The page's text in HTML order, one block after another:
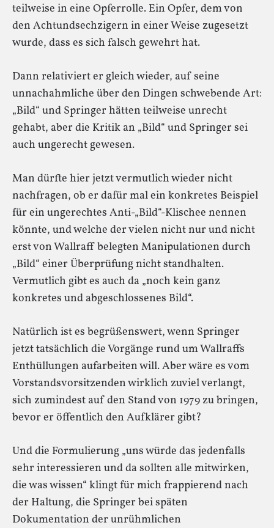
teilweise in eine Opferrolle. Ein Opfer, dem von
den Achtundsechzigern in einer Weise zugesetzt
wurde, dass es sich falsch gewehrt hat.
Dann relativiert er gleich wieder, auf seine
unnachahmliche über den Dingen schwebende Art:
„Bild“ und Springer hätten teilweise unrecht
gehabt, aber die Kritik an „Bild“ und Springer sei
auch ungerecht gewesen.
Man dürfte hier jetzt vermutlich wieder nicht
nachfragen, ob er dafür mal ein konkretes Beispiel
für ein ungerechtes Anti-„Bild“-Klischee nennen
könnte, und welche der vielen nicht nur und nicht
erst von Wallraff belegten Manipulationen durch
„Bild“ einer Überprüfung nicht standhalten.
Vermutlich gibt es auch da „noch kein ganz
konkretes und abgeschlossenes Bild“.
Natürlich ist es begrüßenswert, wenn Springer
jetzt tatsächlich die Vorgänge rund um Wallraffs
Enthüllungen aufarbeiten will. Aber wäre es vom
Vorstandsvorsitzenden wirklich zuviel verlangt,
sich zumindest auf den Stand von 1979 zu bringen,
bevor er öffentlich den Aufklärer gibt?
Und die Formulierung „uns würde das jedenfalls
sehr interessieren und da sollten alle mitwirken,
die was wissen“ klingt für mich frappierend nach
der Haltung, die Springer bei späten
Dokumentation der unrühmlichen